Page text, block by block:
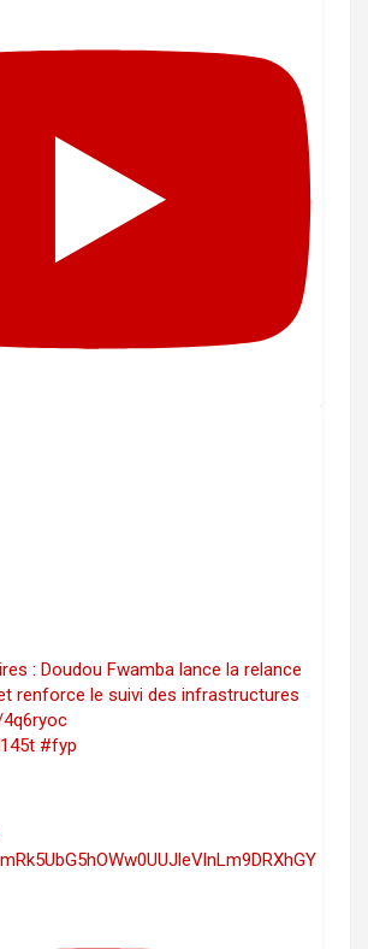
: Doudou Fwamba lance la relance
renforce le suivi des infrastructures
#fyp